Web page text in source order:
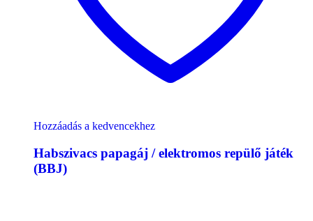
Hozzáadás a kedvencekhez
Habszivacs papagáj / elektromos repülő játék
(BBJ)